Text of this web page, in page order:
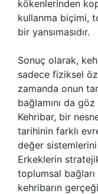
kökenlerinden
kullanma biçimi,
bir yansımasıdır.
Sonuç olarak,
sadece fiziksel
zamanda onun
bağlamını da
Kehribar, bir
tarihinin farklı
değer
Erkeklerin
toplumsal bağları
kehribarın